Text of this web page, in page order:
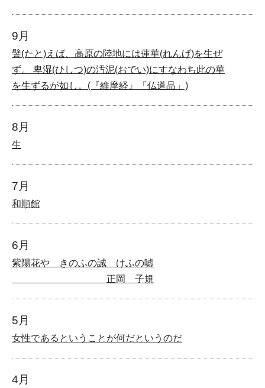
9月
譬(たと)えば、高原の陸地には蓮華(れんげ)を生ぜ
ず。 卑湿(ひしつ)の汚泥(おでい)にすなわち此の華
を生ずるが如し。(『維摩経』「仏道品」)
8月
生
7月
和順館
6月
紫陽花や きのふの誠 けふの嘘
正岡 子規
5月
女性であるということが何だというのだ
4月